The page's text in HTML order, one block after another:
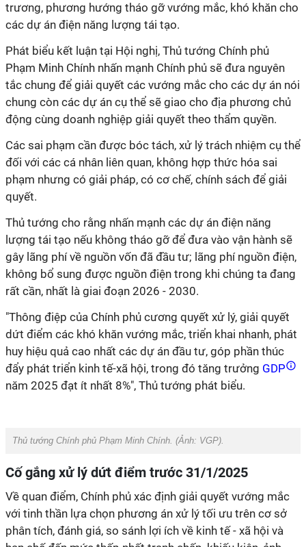
trương, phương hướng tháo gỡ vướng mắc, khó khăn cho
các dự án điện năng lượng tái tạo.
Phát biểu kết luận tại Hội nghị, Thủ tướng Chính phủ
Phạm Minh Chính nhấn mạnh Chính phủ sẽ đưa nguyên
tắc chung để giải quyết các vướng mắc cho các dự án nói
chung còn các dự án cụ thể sẽ giao cho địa phương chủ
động cùng doanh nghiệp giải quyết theo thẩm quyền.
Các sai phạm cần được bóc tách, xử lý trách nhiệm cụ thể
đối với các cá nhân liên quan, không hợp thức hóa sai
phạm nhưng có giải pháp, có cơ chế, chính sách để giải
quyết.
Thủ tướng cho rằng nhấn mạnh các dự án điện năng
lượng tái tạo nếu không tháo gỡ để đưa vào vận hành sẽ
gây lãng phí về nguồn vốn đã đầu tư; lãng phí nguồn điện,
không bổ sung được nguồn điện trong khi chúng ta đang
rất cần, nhất là giai đoạn 2026 - 2030.
"Thông điệp của Chính phủ cương quyết xử lý, giải quyết
dứt điểm các khó khăn vướng mắc, triển khai nhanh, phát
huy hiệu quả cao nhất các dự án đầu tư, góp phần thúc
đẩy phát triển kinh tế-xã hội, trong đó tăng trưởng GDP
năm 2025 đạt ít nhất 8%", Thủ tướng phát biểu.
Thủ tướng Chính phủ Phạm Minh Chính. (Ảnh: VGP).
Cố gắng xử lý dứt điểm trước 31/1/2025
Về quan điểm, Chính phủ xác định giải quyết vướng mắc
với tinh thần lựa chọn phương án xử lý tối ưu trên cơ sở
phân tích, đánh giá, so sánh lợi ích về kinh tế - xã hội và